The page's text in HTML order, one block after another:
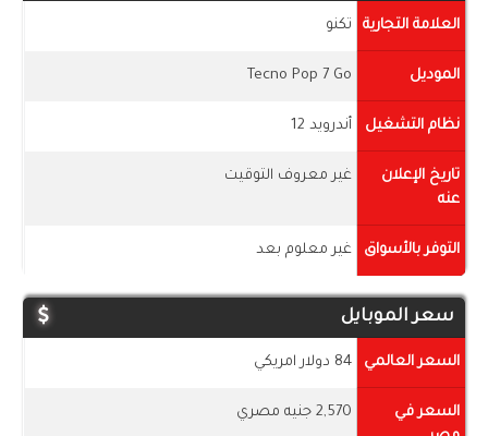
العلامة التجارية تكنو
الموديل Tecno Pop 7 Go
نظام التشغيل أندرويد 12
تاريخ الإعلان
عنه
غير معروف التوقيت
التوفر بالأسواق غير معلوم بعد
سعر الموبايل
السعر العالمي 84 دولار امريكي
السعر في
2,570 جنيه مصري